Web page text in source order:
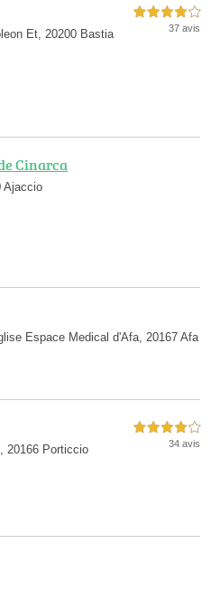
Et, 20200 Bastia
4,0 étoiles sur 5
37 avis
Cinarca
Ajaccio
Espace Medical d'Afa, 20167 Afa
20166 Porticcio
4,0 étoiles sur 5
34 avis